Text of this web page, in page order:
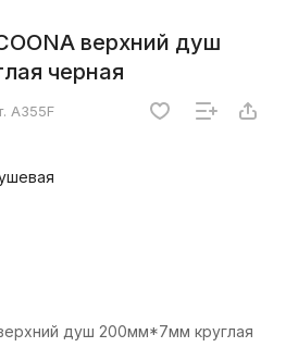
верхний душ
черная
A355F
душ 200мм*7мм круглая